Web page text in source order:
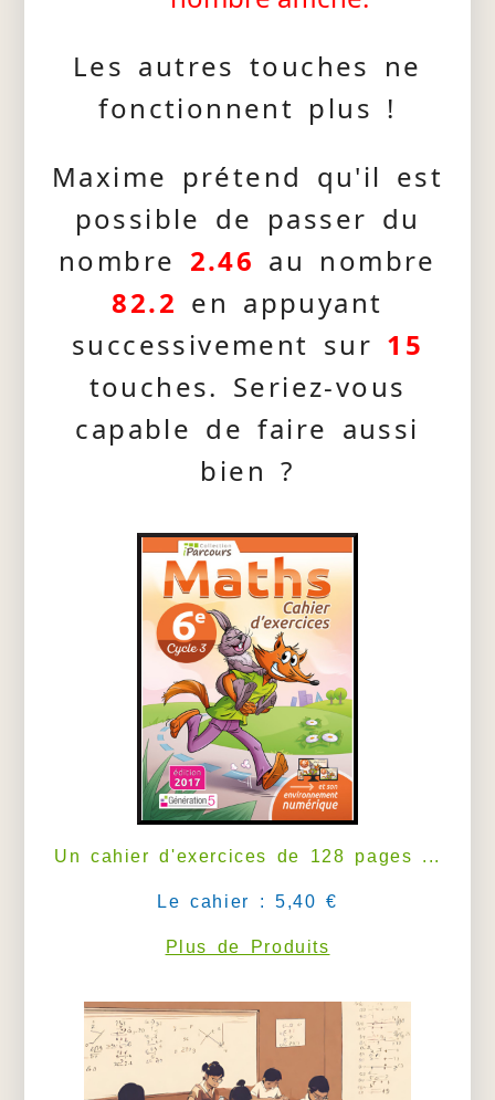
Les autres touches ne
fonctionnent plus !
Maxime prétend qu'il est
possible de passer du
nombre 2.46 au nombre
82.2 en appuyant
successivement sur 15
touches. Seriez-vous
capable de faire aussi
bien ?
Un cahier d'exercices de 128 pages ...
Le cahier : 5,40 €
Plus de Produits